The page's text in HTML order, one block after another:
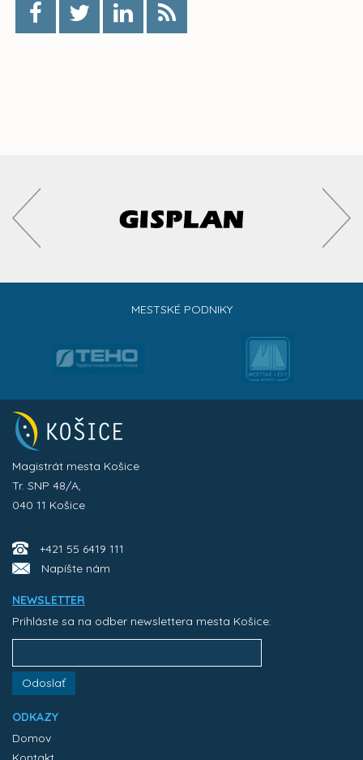
MESTSKÉ PODNIKY
Magistrát mesta Košice
Tr. SNP 48/A,
040 11 Košice
+421 55 6419 111
Napíšte nám
NEWSLETTER
Prihláste sa na odber newslettera mesta Košice:
Odoslať
ODKAZY
Domov